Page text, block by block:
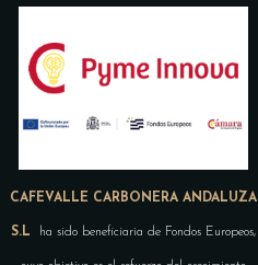
CAFEVALLE CARBONERA ANDALUZA
S.L ha sido beneficiaria de Fondos Europeos,